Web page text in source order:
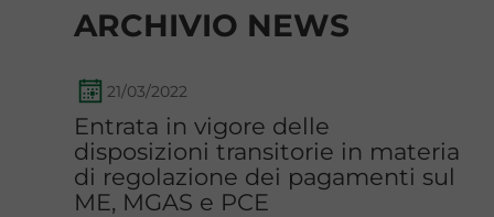
ARCHIVIO NEWS
21/03/2022
Entrata in vigore delle
disposizioni transitorie in materia
di regolazione dei pagamenti sul
ME, MGAS e PCE